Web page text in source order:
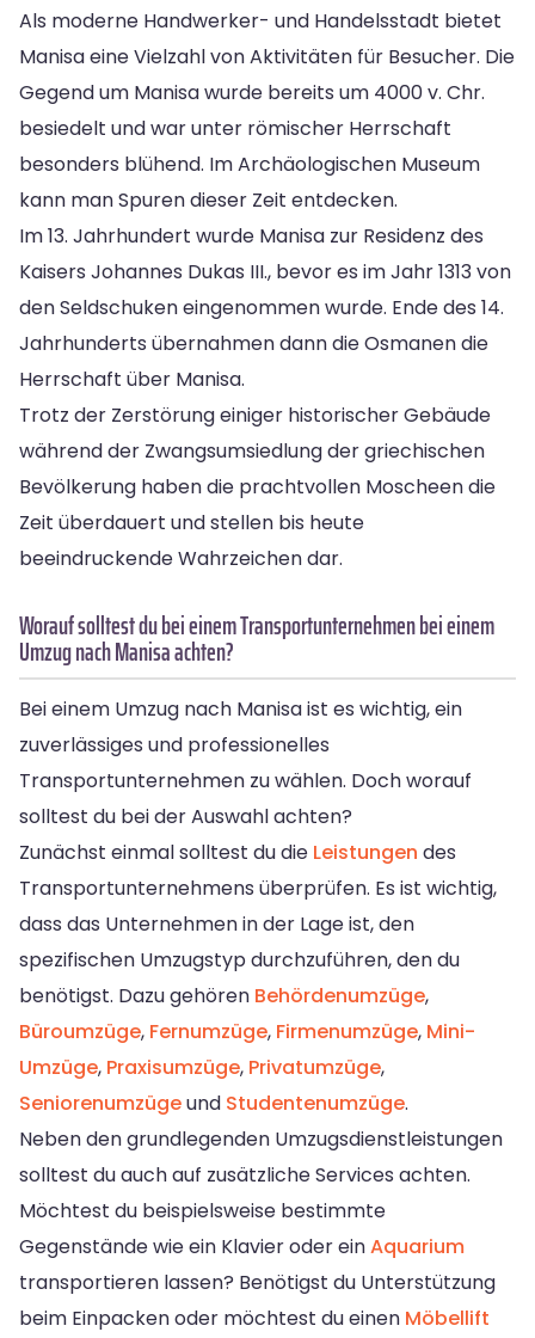
Als moderne Handwerker- und Handelsstadt bietet
Manisa eine Vielzahl von Aktivitäten für Besucher. Die
Gegend um Manisa wurde bereits um 4000 v. Chr.
besiedelt und war unter römischer Herrschaft
besonders blühend. Im Archäologischen Museum
kann man Spuren dieser Zeit entdecken.
Im 13. Jahrhundert wurde Manisa zur Residenz des
Kaisers Johannes Dukas III., bevor es im Jahr 1313 von
den Seldschuken eingenommen wurde. Ende des 14.
Jahrhunderts übernahmen dann die Osmanen die
Herrschaft über Manisa.
Trotz der Zerstörung einiger historischer Gebäude
während der Zwangsumsiedlung der griechischen
Bevölkerung haben die prachtvollen Moscheen die
Zeit überdauert und stellen bis heute
beeindruckende Wahrzeichen dar.
Worauf solltest du bei einem Transportunternehmen bei einem
Umzug nach Manisa achten?
Bei einem Umzug nach Manisa ist es wichtig, ein
zuverlässiges und professionelles
Transportunternehmen zu wählen. Doch worauf
solltest du bei der Auswahl achten?
Zunächst einmal solltest du die Leistungen des
Transportunternehmens überprüfen. Es ist wichtig,
dass das Unternehmen in der Lage ist, den
spezifischen Umzugstyp durchzuführen, den du
benötigst. Dazu gehören Behördenumzüge,
Büroumzüge, Fernumzüge, Firmenumzüge, Mini-
Umzüge, Praxisumzüge, Privatumzüge,
Seniorenumzügeund Studentenumzüge.
Neben den grundlegenden Umzugsdienstleistungen
solltest du auch auf zusätzliche Services achten.
Möchtest du beispielsweise bestimmte
Gegenstände wie ein Klavier oder einAquarium
transportieren lassen? Benötigst du Unterstützung
beim Einpacken oder möchtest du einen Möbellift